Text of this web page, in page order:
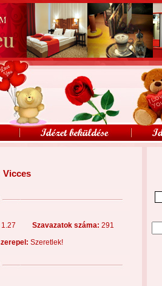
Vicces
1.27 Szavazatok száma: 291
Szeretlek!